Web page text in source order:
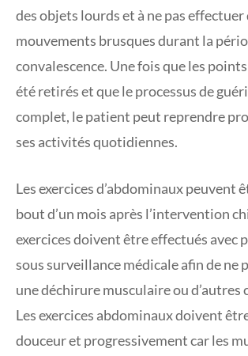
des objets lourds et à ne pas effectuer
mouvements brusques durant la
convalescence. Une fois que les
été retirés et que le processus de
complet, le patient peut reprendre
ses activités quotidiennes.
Les exercices d’abdominaux peuvent
bout d’un mois après l’intervention
exercices doivent être effectués avec
sous surveillance médicale afin de ne
une déchirure musculaire ou
Les exercices abdominaux doivent
douceur et progressivement car les